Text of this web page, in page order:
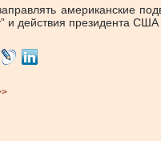
американские
и действия президента